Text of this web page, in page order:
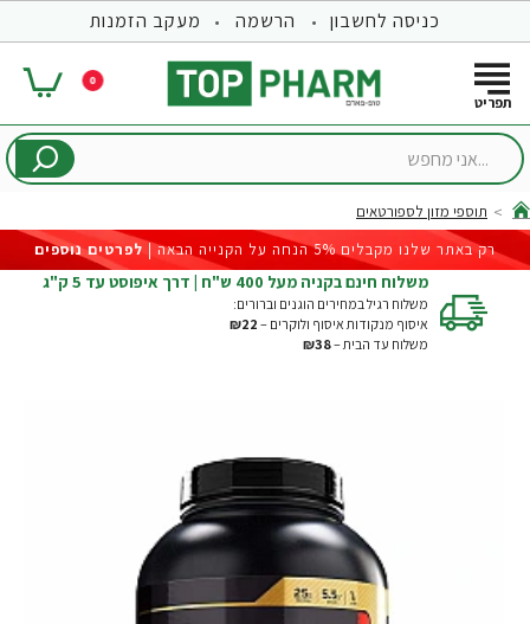
כניסה לחשבון הרשמה מעקב הזמנות
0
...אני
home
תוספי מזון לספורטאים
רק באתר שלנו מקבלים 5% הנחה על הקנייה הבאה |
לפרטים נוספים
משלוח חינם בקניה מעל 400 ש"ח | דרך איפוסט עד 5 ק"ג
משלוח רגיל במחירים הוגנים וברורים:
איסוף מנקודות איסוף ולוקרים – ₪22
משלוח עד הבית –₪38